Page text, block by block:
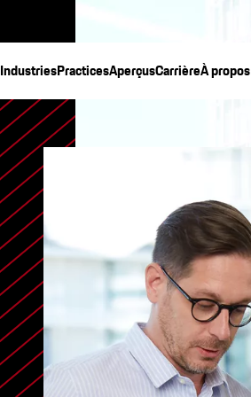
IndustriesPracticesAperçusCarrièreÀ propos